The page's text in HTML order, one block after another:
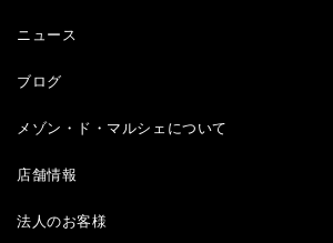
ニュース
ブログ
メゾン・ド・マルシェについて
店舗情報
法人のお客様